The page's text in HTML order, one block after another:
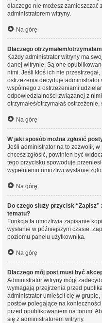
dlaczego nie możesz zamieszczać
administratorem witryny.
Na górę
Dlaczego otrzymałem/
Każdy administrator witryny ma
danej witrynie. Są one
nimi. Jeśli ktoś ich nie
ostrzeżenia decyduje administrator
wspólnego z ostrzeżeniami
odpowiedzialności związanej z
otrzymałeś/otrzymałaś
Na górę
W jaki sposób można zgłosić
Jeśli administrator na to zezwolił,
chcesz zgłosić, powinien być
tego przycisku spowoduje
wypełnieniu umożliwi wysłanie
Na górę
Do czego służy przycisk
tematu?
Funkcja ta umożliwia zapisanie
wysłanie w późniejszym czasie.
poziomu panelu użytkownika.
Na górę
Dlaczego mój post musi być
Administrator witryny mógł
wymagają przejrzenia przed
administrator umieścił cię w
postów polegające na
przed opublikowaniem na forum.
się z administratorem witryny.